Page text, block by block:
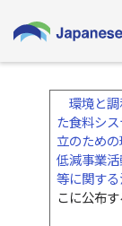
環境と
た食料シ
立のため
低減事業
等に関する
こに公布す